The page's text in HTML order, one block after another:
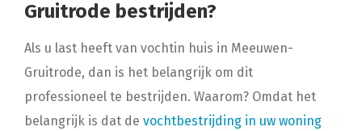
Gruitrode bestrijden?
Als u last heeft van vochtin huis in Meeuwen-
Gruitrode, dan is het belangrijk om dit
professioneel te bestrijden. Waarom? Omdat het
belangrijk is dat de vochtbestrijding in uw woning